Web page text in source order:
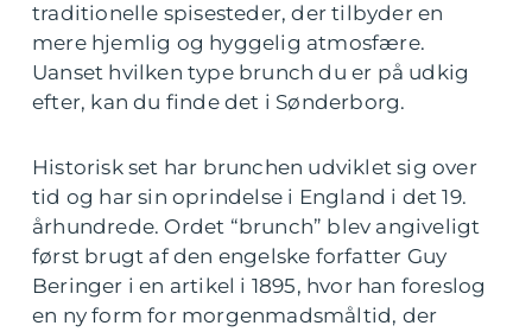
traditionelle spisesteder, der tilbyder en
mere hjemlig og hyggelig atmosfære.
Uanset hvilken type brunch du er på udkig
efter, kan du finde det i Sønderborg.
Historisk set har brunchen udviklet sig over
tid og har sin oprindelse i England i det 19.
århundrede. Ordet “brunch” blev angiveligt
først brugt af den engelske forfatter Guy
Beringer i en artikel i 1895, hvor han foreslog
en ny form for morgenmadsmåltid, der